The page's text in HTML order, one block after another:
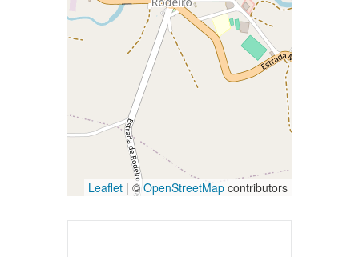
Leaflet | © OpenStreetMap contributors